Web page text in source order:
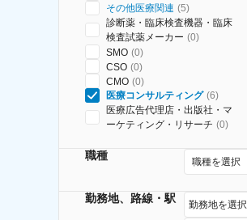
その他医療関連 (5)
診断薬・臨床検査機器・臨床
検査試薬メーカー (0)
SMO (0)
CSO (0)
CMO (0)
医療コンサルティング (6)
医療広告代理店・出版社・マ
ーケティング・リサーチ (0)
職種 職種を選択
勤務地、路線・駅 勤務地を選択